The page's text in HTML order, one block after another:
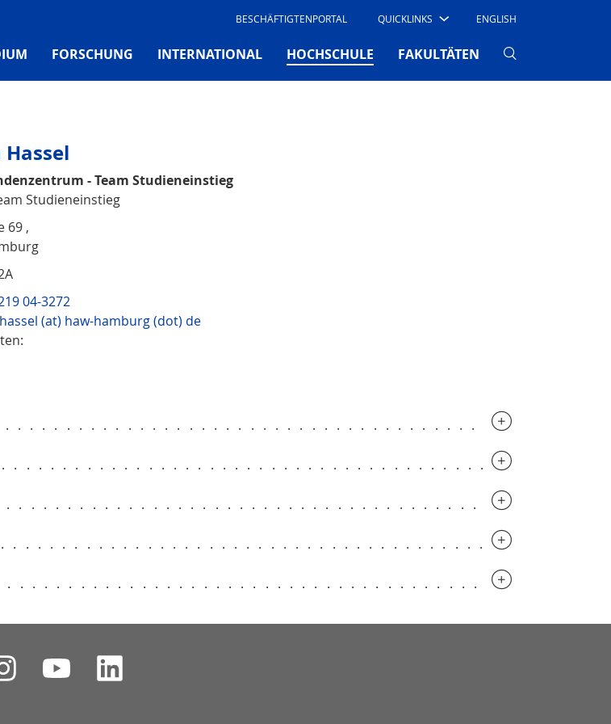
BESCHÄFTIGTENPORTAL QUICKLINKS ENGLISH
FORSCHUNG INTERNATIONAL HOCHSCHULE (CURRENT)
FAKULTÄTEN
- Team Studieneinstieg
Studieneinstieg
69 ,
04-3272
(at) haw-hamburg (dot) de